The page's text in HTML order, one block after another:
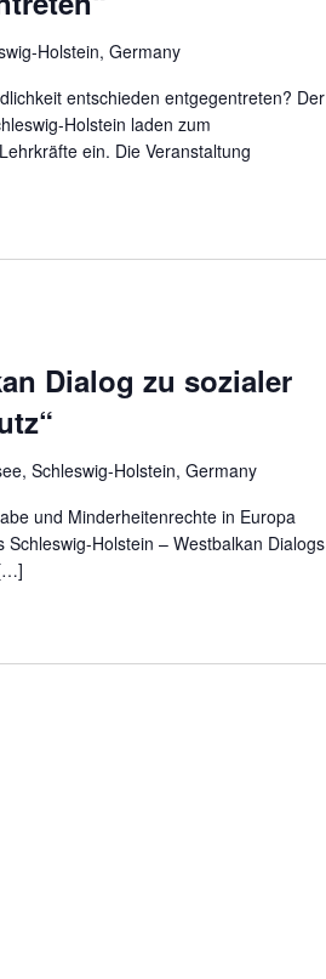
Holstein, Germany
entschieden entgegentreten? Der
Holstein laden zum
ein. Die Veranstaltung
Dialog zu sozialer
Schleswig-Holstein, Germany
und Minderheitenrechte in Europa
Holstein – Westbalkan Dialogs